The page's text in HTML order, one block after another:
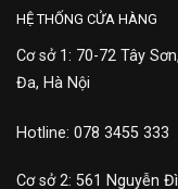
HỆ THỐNG CỬA HÀNG
Cơ sở 1: 70-72 Tây
Đa, Hà Nội
Hotline: 078 3455 333
Cơ sở 2: 561 Nguyễn